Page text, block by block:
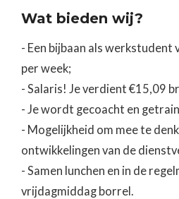
Wat bieden wij?
- Een bijbaan als werkstudent
per week;
- Salaris! Je verdient €15,09
- Je wordt gecoacht en
- Mogelijkheid om mee te
ontwikkelingen van de
- Samen lunchen en in de
vrijdagmiddag borrel.